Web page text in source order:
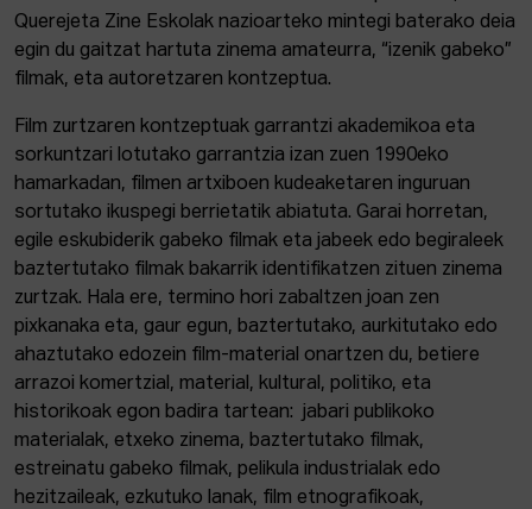
Querejeta Zine Eskolak nazioarteko mintegi baterako deia
egin du gaitzat hartuta zinema amateurra, “izenik gabeko”
filmak, eta autoretzaren kontzeptua.
Film zurtzaren kontzeptuak garrantzi akademikoa eta
sorkuntzari lotutako garrantzia izan zuen 1990eko
hamarkadan, filmen artxiboen kudeaketaren inguruan
sortutako ikuspegi berrietatik abiatuta. Garai horretan,
egile eskubiderik gabeko filmak eta jabeek edo begiraleek
baztertutako filmak bakarrik identifikatzen zituen zinema
zurtzak. Hala ere, termino hori zabaltzen joan zen
pixkanaka eta, gaur egun, baztertutako, aurkitutako edo
ahaztutako edozein film-material onartzen du, betiere
arrazoi komertzial, material, kultural, politiko, eta
historikoak egon badira tartean: jabari publikoko
materialak, etxeko zinema, baztertutako filmak,
estreinatu gabeko filmak, pelikula industrialak edo
hezitzaileak, ezkutuko lanak, film etnografikoak,